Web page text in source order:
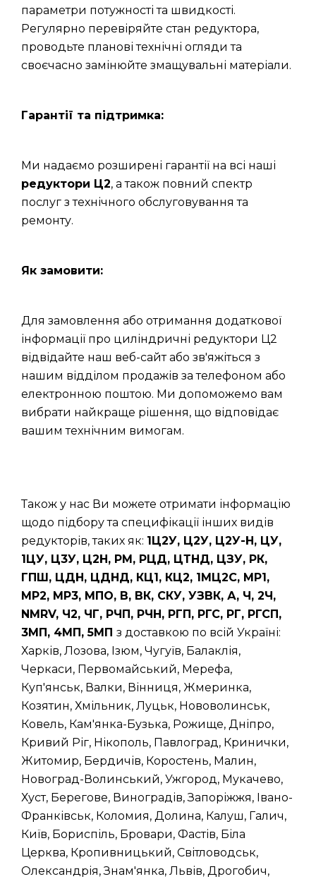
параметри потужності та швидкості.
Регулярно перевіряйте стан редуктора,
проводьте планові технічні огляди та
своєчасно замінюйте змащувальні матеріали.
Гарантії та підтримка:
Ми надаємо розширені гарантії на всі наші
редуктори Ц2, а також повний спектр
послуг з технічного обслуговування та
ремонту.
Як замовити:
Для замовлення або отримання додаткової
інформації про циліндричні редуктори Ц2
відвідайте наш веб-сайт або зв'яжіться з
нашим відділом продажів за телефоном або
електронною поштою. Ми допоможемо вам
вибрати найкраще рішення, що відповідає
вашим технічним вимогам.
Також у нас Ви можете отримати інформацію
щодо підбору та специфікації інших видів
редукторів, таких як: 1Ц2У, Ц2У, Ц2У-Н, ЦУ,
1ЦУ, Ц3У, Ц2Н, РМ, РЦД, ЦТНД, ЦЗУ, РК,
ГПШ, ЦДН, ЦДНД, КЦ1, КЦ2, 1МЦ2С, МР1,
МР2, МР3, МПО, В, ВК, СКУ, УЗВК, А, Ч, 2Ч,
NMRV, Ч2, ЧГ, РЧП, РЧН, РГП, РГС, РГ, РГСП,
3МП, 4МП, 5МП з доставкою по всій Україні:
Харків, Лозова, Ізюм, Чугуїв, Балаклія,
Черкаси, Первомайський, Мерефа,
Куп'янськ, Валки, Вінниця, Жмеринка,
Козятин, Хмільник, Луцьк, Нововолинськ,
Ковель, Кам'янка-Бузька, Рожище, Дніпро,
Кривий Ріг, Нікополь, Павлоград, Кринички,
Житомир, Бердичів, Коростень, Малин,
Новоград-Волинський, Ужгород, Мукачево,
Хуст, Берегове, Виноградів, Запоріжжя, Івано-
Франківськ, Коломия, Долина, Калуш, Галич,
Київ, Бориспіль, Бровари, Фастів, Біла
Церква, Кропивницький, Світловодськ,
Олександрія, Знам'янка, Львів, Дрогобич,